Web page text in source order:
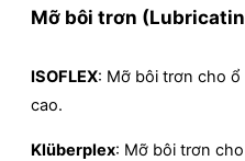
Mỡ bôi trơn
ISOFLEX: Mỡ bôi trơn cho
cao.
Klüberplex: Mỡ bôi trơn